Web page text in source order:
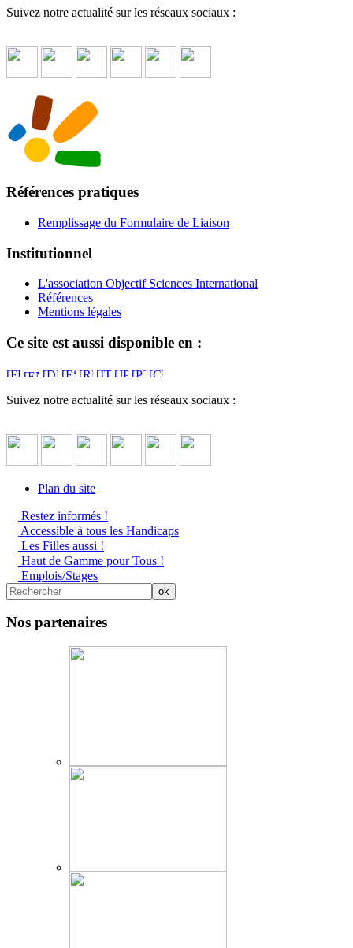
Suivez notre actualité sur les réseaux sociaux :
Références pratiques
Remplissage du Formulaire de Liaison
Institutionnel
L'association Objectif Sciences International
Références
Mentions légales
Ce site est aussi disponible en :
Suivez notre actualité sur les réseaux sociaux :
Plan du site
Restez informés !
Accessible à tous les Handicaps
Les Filles aussi !
Haut de Gamme pour Tous !
Emplois/Stages
Nos partenaires